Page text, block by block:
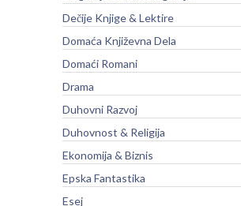
Dečije Knjige & Lektire
Domaća Književna Dela
Domaći Romani
Drama
Duhovni Razvoj
Duhovnost & Religija
Ekonomija & Biznis
Epska Fantastika
Esej